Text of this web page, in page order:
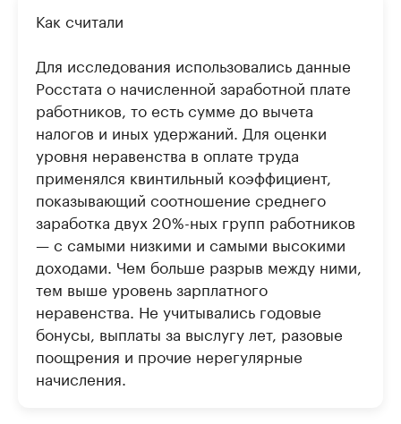
Как считали
Для исследования использовались данные
Росстата о начисленной заработной плате
работников, то есть сумме до вычета
налогов и иных удержаний. Для оценки
уровня неравенства в оплате труда
применялся квинтильный коэффициент,
показывающий соотношение среднего
заработка двух 20%-ных групп работников
— с самыми низкими и самыми высокими
доходами. Чем больше разрыв между ними,
тем выше уровень зарплатного
неравенства. Не учитывались годовые
бонусы, выплаты за выслугу лет, разовые
поощрения и прочие нерегулярные
начисления.